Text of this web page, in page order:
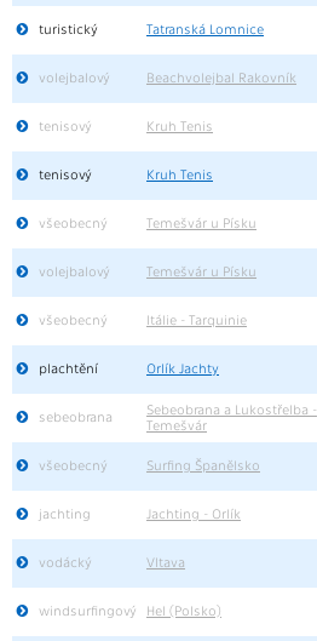
turistický Tatranská Lomnice
volejbalový Beachvolejbal Rakovník
tenisový Kruh Tenis
tenisový Kruh Tenis
všeobecný Temešvár u Písku
volejbalový Temešvár u Písku
všeobecný Itálie - Tarquinie
plachtění Orlík Jachty
sebeobrana
Sebeobrana a Lukostřelba -
Temešvár
všeobecný Surfing Španělsko
jachting Jachting - Orlík
vodácký Vltava
windsurfingový Hel (Polsko)